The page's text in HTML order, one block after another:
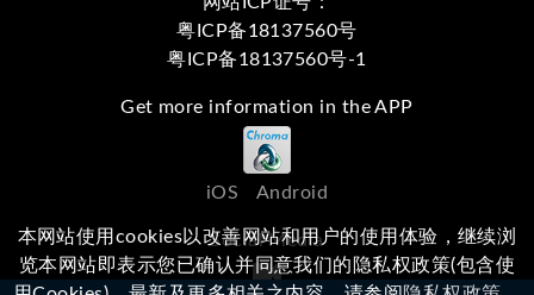
粤ICP备18137560号
粤ICP备18137560号-1
Get more information in the APP
iOS Android
Social Media
本网站使用cookies以改善网站和用户的使用体验，继续浏
览本网站即表示您已确认并同意我们的隐私权政策(包含使